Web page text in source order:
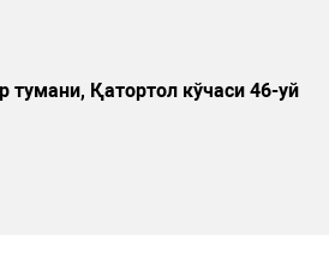
тумани, Қатортол кўчаси 46-уй